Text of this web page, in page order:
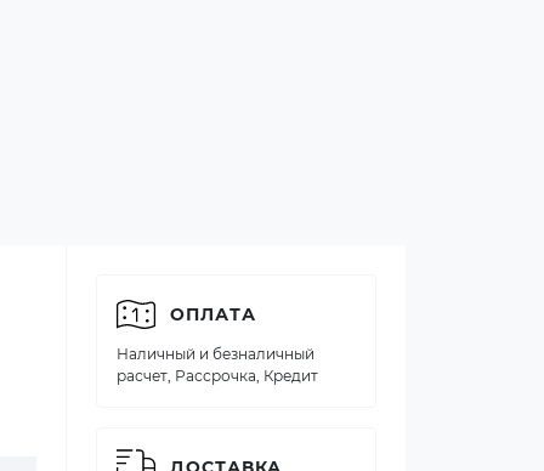
ОПЛАТА
Наличный и безналичный
расчет, Рассрочка, Кредит